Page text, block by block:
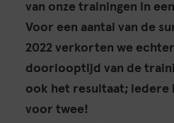
van onze trainingen in
Voor een aantal van de
2022 verkorten we
doorlooptijd van de
ook het resultaat; iedere
voor twee!